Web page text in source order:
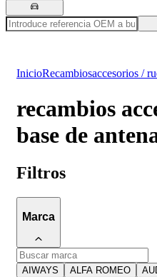
InicioRecambiosaccesorios /
recambios
base de
Filtros
Marca
AIWAYS ALFA ROMEO